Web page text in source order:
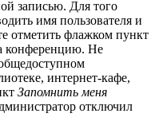
записью. Для того
имя пользователя и
отметить флажком пункт
конференцию. Не
интернет-кафе,
Запомнить меня
отключил